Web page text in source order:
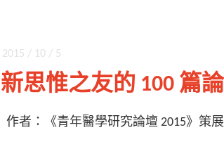
2015 / 10 / 5
新思惟之友的 100 篇
作者：《青年醫學研究論壇 2015》策